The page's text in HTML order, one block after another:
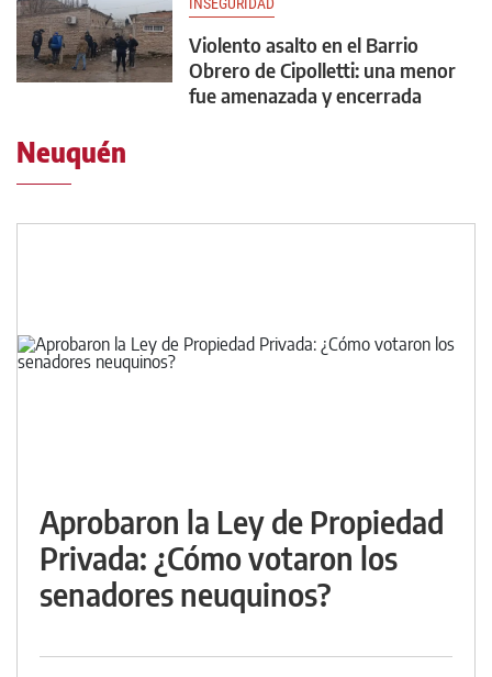
Violento asalto en el Barrio
Obrero de Cipolletti: una menor
fue amenazada y encerrada
Neuquén
Aprobaron la Ley de Propiedad
Privada: ¿Cómo votaron los
senadores neuquinos?